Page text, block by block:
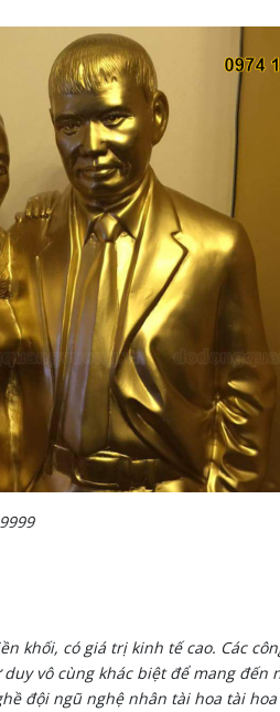
khối, có giá trị kinh tế cao. Các
vô cùng khác biệt để mang đến
đội ngũ nghệ nhân tài hoa tài